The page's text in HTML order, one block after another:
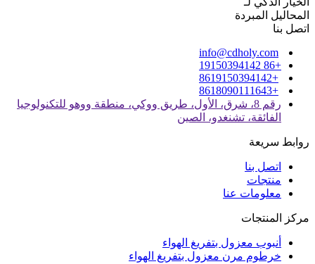
المحاليل المبردة
اتصل بنا
info@cdholy.com
+86 19150394142
+8619150394142
+8618090111643
رقم 8، شرق، الأول، طريق ووكي، منطقة ووهو للتكنولوجيا
الفائقة، تشنغدو، الصين
روابط سريعة
اتصل بنا
منتجات
معلومات عنا
مركز المنتجات
أنبوب معزول بتفريغ الهواء
خرطوم مرن معزول بتفريغ الهواء